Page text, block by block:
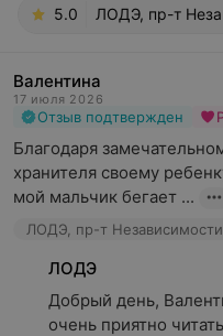
5.0 ЛОДЭ, пр-т
Валентина
17 июля 2026
Отзыв подтвержден
Благодаря
хранителя своему
мой мальчик бегает ...
ЛОДЭ, пр-т
ЛОДЭ
Добрый день,
очень приятно